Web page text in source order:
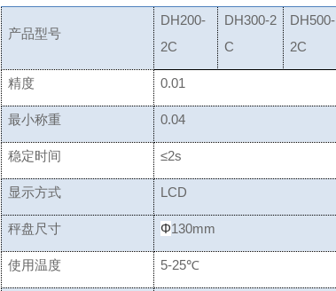
产品型号
DH200-
2C
DH300-2
C
DH500-
2C
精度 0.01
最小称重 0.04
稳定时间 ≤2s
显示方式 LCD
秤盘尺寸 Φ130mm
使用温度 5-25℃